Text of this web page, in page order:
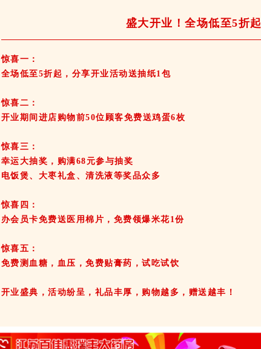
盛大开业！全场低至5折起
惊喜一：
全场低至5折起，分享开业活动送抽纸1包
惊喜二：
开业期间进店购物前50位顾客免费送鸡蛋6枚
惊喜三：
幸运大抽奖，购满68元参与抽奖
电饭煲、大枣礼盒、清洗液等奖品众多
惊喜四：
办会员卡免费送医用棉片，免费领爆米花1份
惊喜五：
免费测血糖，血压，免费贴膏药，试吃试饮
开业盛典，活动纷呈，礼品丰厚，购物越多，赠送越丰！